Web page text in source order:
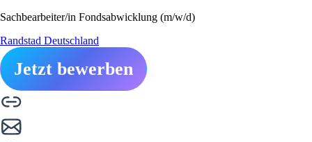
Sachbearbeiter/in Fondsabwicklung (m/w/d)
Randstad Deutschland
Jetzt bewerben